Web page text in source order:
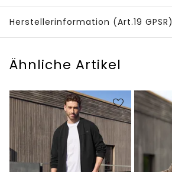
Herstellerinformation (Art.19 GPSR)
Ähnliche Artikel